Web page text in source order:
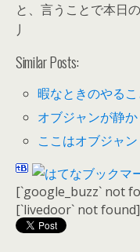
と、言うことで本日
丿
Similar Posts:
暇なときのやるこ
オブジャンが静か
ここはオブジャン
[`google_buzz` not
[`livedoor` not found]